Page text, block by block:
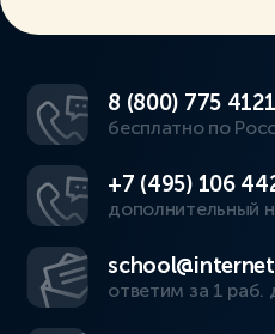
8 (800) 775 4121
бесплатно по
+7 (495) 106
дополнительный
ответим за 1 раб.